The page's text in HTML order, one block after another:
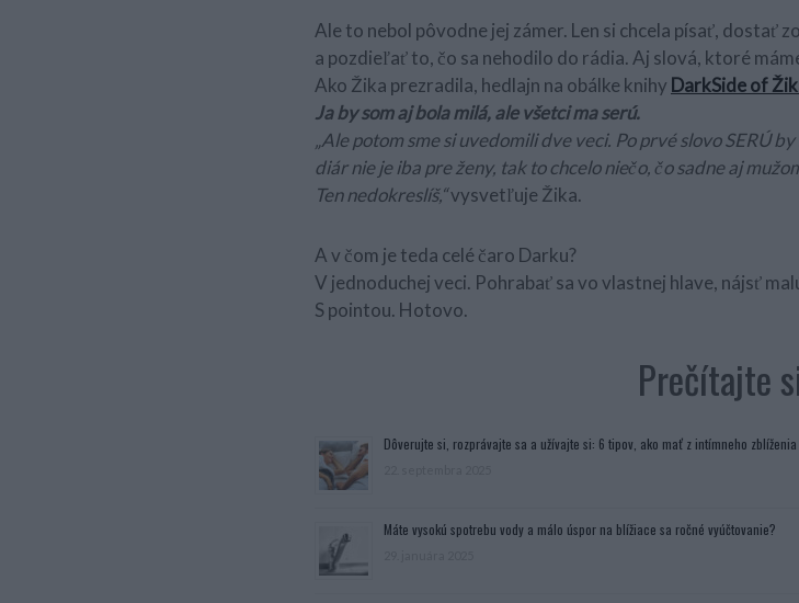
Ale to nebol pôvodne jej zámer. Len si chcela písať, dostať
a pozdieľať to, čo sa nehodilo do rádia. Aj slová, ktoré
Ako Žika prezradila, hedlajn na obálke knihy DarkSide of
Ja by som aj bola milá, ale všetci ma serú.
„Ale potom sme si uvedomili dve veci. Po prvé slovo SERÚ
diár nie je iba pre ženy, tak to chcelo niečo, čo sadne aj
Ten nedokreslíš,“vysvetľuje Žika.
A v čom je teda celé čaro Darku?
V jednoduchej veci. Pohrabať sa vo vlastnej hlave, nájsť
S pointou. Hotovo.
Prečítajte
Dôverujte si, rozprávajte sa a užívajte si: 6 tipov, ako mať z intímneho
Máte vysokú spotrebu vody a málo úspor na blížiace sa ročné vyúčtovanie?